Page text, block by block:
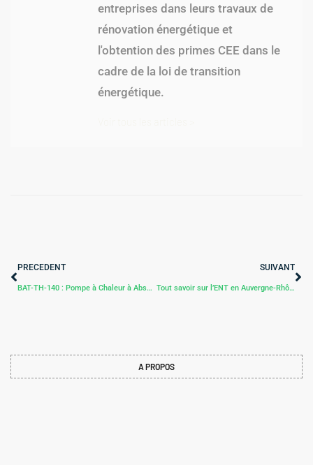
entreprises dans leurs travaux de
rénovation énergétique et
l'obtention des primes CEE dans le
cadre de la loi de transition
énergétique.
PRECEDENT
BAT-TH-140 : Pompe à Chaleur à Absorption de Type Air/Eau ou Eau/Eau
SUIVANT
Tout savoir sur l’ENT en Auvergne-Rhône-Alpes : une plateforme éducative au service de la transformation numérique
A PROPOS